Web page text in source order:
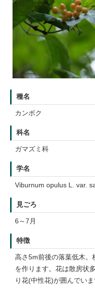
種名
カンボク
科名
ガマズミ科
学名
Viburnum opulus L. var.
見ごろ
6～7月
特徴
高さ5m前後の落葉低木。
を作ります。花は散房状
り花(中性花)が囲んでいま